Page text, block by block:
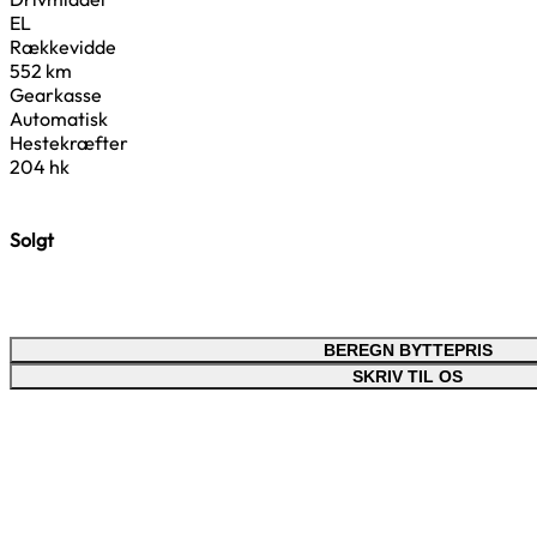
EL
Rækkevidde
552 km
Gearkasse
Automatisk
Hestekræfter
204 hk
Solgt
BEREGN BYTTEPRIS
SKRIV TIL OS